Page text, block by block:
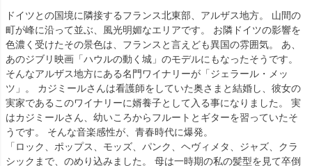
ドイツとの国境に隣接するフランス北東部、アルザス地方。 山間の
町が峰に沿って並ぶ、風光明媚なエリアです。 お隣ドイツの影響を
色濃く受けたその景色は、フランスと言えども異国の雰囲気。 あ、
あのジブリ映画「ハウルの動く城」のモデルにもなったそうです。
そんなアルザス地方にある名門ワイナリーが「ジェラール・メッ
ツ」。 カジミールさんは看護師をしていた奥さまと結婚し、彼女の
実家であるこのワイナリーに婿養子として入る事になりました。 実
はカジミールさん、幼いころからフルートとギターを習っていたそ
うです。 そんな音楽感性が、青春時代に爆発。
「ロック、ポップス、モッズ、パンク、ヘヴィメタ、ジャズ、クラ
シックまで、のめり込みました。 母は一時期の私の髪型を見て卒倒